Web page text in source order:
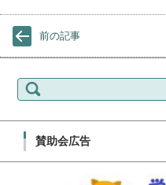
前の記事
賛助会広告